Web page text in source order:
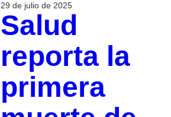
29 de julio de 2025
Salud
reporta la
primera